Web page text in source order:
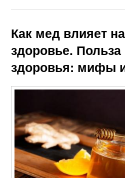
Как мед влияет
здоровье.
здоровья: мифы